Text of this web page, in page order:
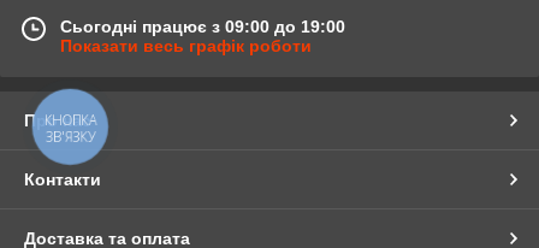
Сьогодні працює з 09:00 до 19:00
Показати весь графік роботи
Про нас
Контакти
Доставка та оплата
КНОПКА
ЗВ'ЯЗКУ